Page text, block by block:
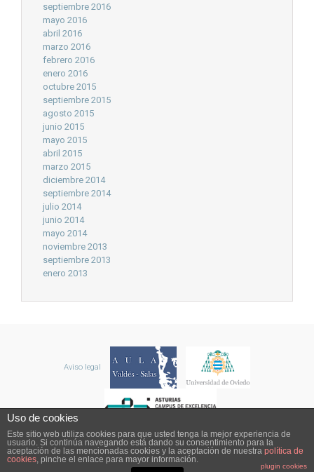
septiembre 2016
mayo 2016
abril 2016
marzo 2016
febrero 2016
enero 2016
octubre 2015
septiembre 2015
agosto 2015
junio 2015
mayo 2015
abril 2015
marzo 2015
diciembre 2014
septiembre 2014
julio 2014
junio 2014
mayo 2014
noviembre 2013
septiembre 2013
enero 2013
Aviso legal
Uso de cookies
Este sitio web utiliza cookies para que usted tenga la mejor experiencia de
usuario. Si continúa navegando está dando su consentimiento para la
aceptación de las mencionadas cookies y la aceptación de nuestra política de
cookies, pinche el enlace para mayor información.
plugin cookies